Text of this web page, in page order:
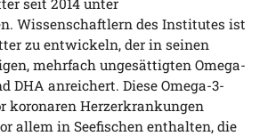
Wissenschaftlern des Institutes ist
zu entwickeln, der in seinen
mehrfach ungesättigten Omega-
DHA anreichert. Diese Omega-3-
koronaren Herzerkrankungen
allem in Seefischen enthalten, die